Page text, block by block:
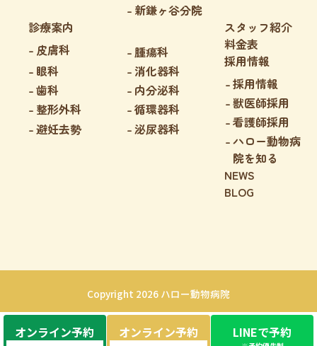
新鎌ヶ谷分院
診療案内
皮膚科
腫瘍科
眼科
消化器科
歯科
内分泌科
整形外科
循環器科
避妊去勢
泌尿器科
スタッフ紹介
料金表
採用情報
採用情報
獣医師採用
看護師採用
ハロー動物病
院を知る
NEWS
BLOG
オンライン予約 オンライン予約 LINEで予約
Copyright 2026 ハロー動物病院